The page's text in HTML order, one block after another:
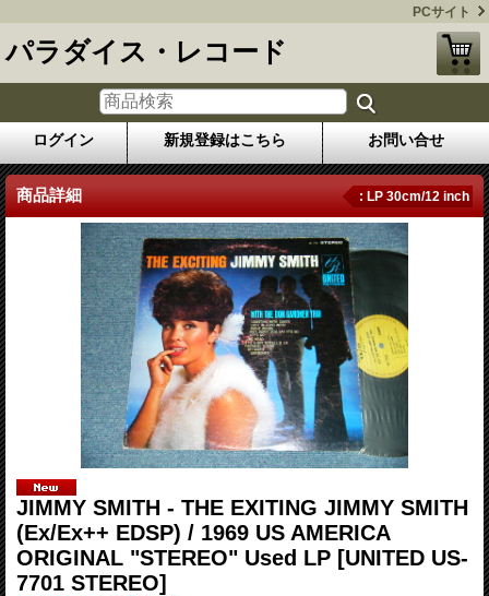
PCサイト
パラダイス・レコード
ログイン 新規登録はこちら お問い合せ
商品詳細 : LP 30cm/12 inch
JIMMY SMITH - THE EXITING JIMMY SMITH
(Ex/Ex++ EDSP) / 1969 US AMERICA
ORIGINAL "STEREO" Used LP [UNITED US-
7701 STEREO]